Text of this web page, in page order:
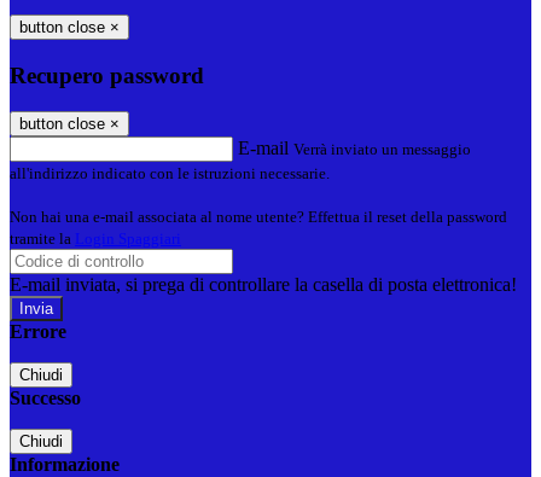
button close ×
Recupero password
button close ×
E-mail Verrà inviato un messaggio
all'indirizzo indicato con le istruzioni necessarie.
Non hai una e-mail associata al nome utente? Effettua il reset della password
tramite la Login Spaggiari
E-mail inviata, si prega di controllare la casella di posta elettronica!
Errore
Chiudi
Successo
Chiudi
Informazione